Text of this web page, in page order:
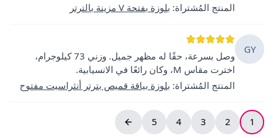
المنتج المُشتراة: بلوزة بفتحة V مزينة بالترتر
GY
وصل بسرعة، حقًا له مظهر جميل. وزني 73 كيلوجرام،
اخترت مقاس M، وكان رائعًا في الانسيابية.
المنتج المُشتراة: بلوزة بياقة قميص بترتر أنثراسيت مفتوح
1
2
3
4
5